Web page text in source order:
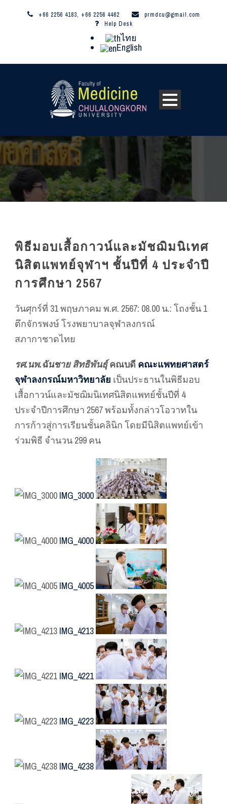
+66 2256 4183, +66 2256 4462
prmdcu@gmail.com
Help Desk
ไทย
English
พิธีมอบเสื้อกาวน์และมัชฌิมนิเทศ
นิสิตแพทย์จุฬาฯ ชั้นปีที่ 4 ประจำปี
การศึกษา 2567
วันศุกร์ที่ 31 พฤษภาคม พ.ศ. 2567: 08.00 น.: โถงชั้น 1
ตึกจักรพงษ์ โรงพยาบาลจุฬาลงกรณ์
สภากาชาดไทย
รศ.นพ.ฉันชาย สิทธิพันธุ์คณบดี คณะแพทยศาสตร์
จุฬาลงกรณ์มหาวิทยาลัย เป็นประธานในพิธีมอบ
เสื้อกาวน์และมัชฌิมนิเทศนิสิตแพทย์ชั้นปีที่ 4
ประจำปีการศึกษา 2567 พร้อมทั้งกล่าวโอวาทใน
การก้าวสู่การเรียนชั้นคลินิก โดยมีนิสิตแพทย์เข้า
ร่วมพิธี จำนวน 299 คน
IMG_3000
IMG_4000
IMG_4005
IMG_4213
IMG_4221
IMG_4223
IMG_4238